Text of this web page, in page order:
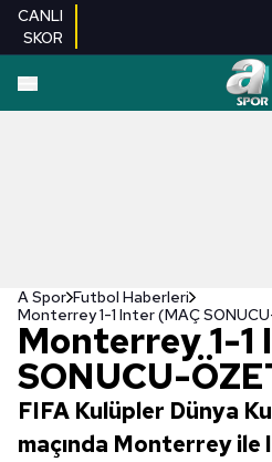
CANLI
SKOR
A Spor Futbol Haberleri
Monterrey 1-1 Inter (MAÇ
Monterrey 1-1
SONUCU-
FIFA Kulüpler Dünya
maçında Monterrey ile